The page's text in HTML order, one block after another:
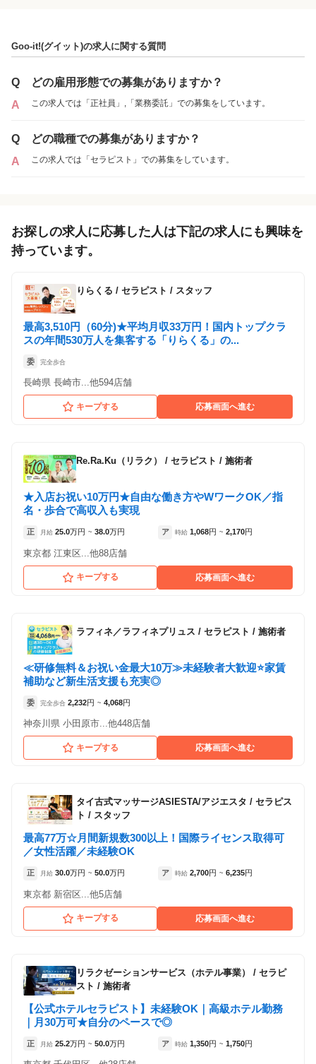
各店舗の特色（詳しい給与、一緒に働くスタッフ、サービスメニュー、客層
など）が見られます
件の店舗
Goo-it! 小岩南口店
Goo-it! 西葛西店
（東京都江戸川区:西葛西駅 徒歩 1分 ）
（千葉県浦安市:浦安駅 徒歩 2分 ）
Goo-it! 用賀東口店
（東京都世田谷区:用賀駅 徒歩 3分 ）
（東京都江東区:亀戸駅 徒歩 1分 ）
「業務委託」を募集している店舗
Goo-it! 亀戸店
件の店舗
（東京都江戸川区:小岩駅 徒歩 2分 ）
Goo-it! 西葛西店
正社員 業務委託
Goo-it!(グイット)の求人に関する質問
Q
どの雇用形態での募集がありますか？
A
この求人では「正社員」,「業務委託」での募集をしています。
Q
どの職種での募集がありますか？
A
この求人では「セラピスト」での募集をしています。
お探しの求人に応募した人は下記の求人にも興味を
持っています。
りらくる / セラピスト / スタッフ
最高3,510円（60分)★平均月収33万円！国内トップクラ
スの年間530万人を集客する「りらくる」の...
委 完全歩合
長崎県 長崎市...他594店舗
キープする 応募画面へ進む
Re.Ra.Ku（リラク） / セラピスト / 施術者
★入店お祝い10万円★自由な働き方やWワークOK／指
名・歩合で高収入も実現
正 月給 25.0万円 ~ 38.0万円 ア 時給 1,068円 ~ 2,170円
東京都 江東区...他88店舗
キープする 応募画面へ進む
ラフィネ／ラフィネプリュス / セラピスト / 施術者
≪研修無料＆お祝い金最大10万≫未経験者大歓迎⭐家賃
補助など新生活支援も充実◎
委 完全歩合 2,232円 ~ 4,068円
神奈川県 小田原市...他448店舗
キープする 応募画面へ進む
タイ古式マッサージASIESTA/アジエスタ / セラピス
ト / スタッフ
最高77万☆月間新規数300以上！国際ライセンス取得可
／女性活躍／未経験OK
正 月給 30.0万円 ~ 50.0万円 ア 時給 2,700円 ~ 6,235円
東京都 新宿区...他5店舗
キープする 応募画面へ進む
リラクゼーションサービス（ホテル事業） / セラピ
スト / 施術者
【公式ホテルセラピスト】未経験OK｜高級ホテル勤務
｜月30万可★自分のペースで◎
正 月給 25.2万円 ~ 50.0万円 ア 時給 1,350円 ~ 1,750円